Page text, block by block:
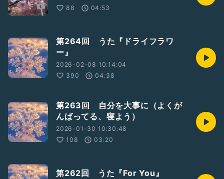
88
04:53
第264回 うた『ドライフラワ
ー』
2026-02-08 10:14:04
390
04:38
第263回 自分を大事に（よくが
んばってる、寝よう）
2026-01-30 10:30:48
108
03:20
第262回 うた『For You』